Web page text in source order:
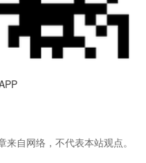
来自网络，不代表本站观点。